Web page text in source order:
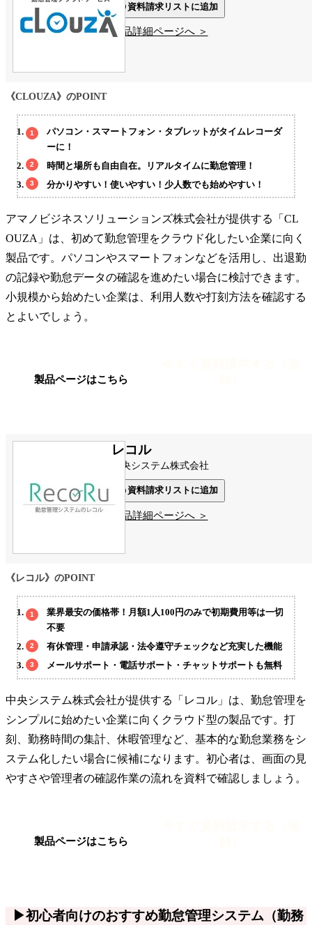
資料請求リストに追加
製品詳細ページへ ＞
《CLOUZA》のPOINT
パソコン・スマートフォン・タブレットがタイムレコーダ
ーに！
時間と場所も自由自在。リアルタイムに勤怠管理！
分かりやすい！使いやすい！少人数でも始めやすい！
アマノビジネスソリューションズ株式会社が提供する「CL
OUZA」は、初めて勤怠管理をクラウド化したい企業に向く
製品です。パソコンやスマートフォンなどを活用し、出退勤
の記録や勤怠データの確認を進めたい場合に検討できます。
小規模から始めたい企業は、利用人数や打刻方法を確認する
とよいでしょう。
製品ページはこちら
レコル
中央システム株式会社
資料請求リストに追加
製品詳細ページへ ＞
《レコル》のPOINT
業界最安の価格帯！月額1人100円のみで初期費用等は一切
不要
有休管理・申請承認・法令遵守チェックなど充実した機能
メールサポート・電話サポート・チャットサポートも無料
中央システム株式会社が提供する「レコル」は、勤怠管理を
シンプルに始めたい企業に向くクラウド型の製品です。打
刻、勤務時間の集計、休暇管理など、基本的な勤怠業務をシ
ステム化したい場合に候補になります。初心者は、画面の見
やすさや管理者の確認作業の流れを資料で確認しましょう。
製品ページはこちら
▶初心者向けのおすすめ勤怠管理システム（勤務